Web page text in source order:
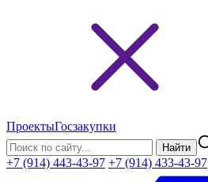
ПроектыГосзакупки
Найти
+7 (914) 443-43-97 +7 (914) 433-43-97